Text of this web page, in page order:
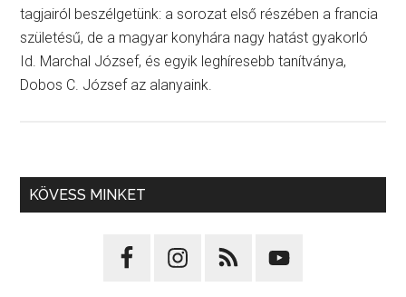
tagjairól beszélgetünk: a sorozat első részében a francia
születésű, de a magyar konyhára nagy hatást gyakorló
Id. Marchal József, és egyik leghíresebb tanítványa,
Dobos C. József az alanyaink.
KÖVESS MINKET